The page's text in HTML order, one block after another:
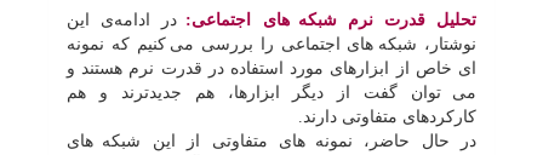
تحلیل قدرت نرم شبکه های اجتماعی: در ادامه‌ی این
نوشتار، شبکه های اجتماعی را بررسی می کنیم که نمونه
ای خاص از ابزارهای مورد استفاده در قدرت نرم هستند و
می
توان گفت از دیگر ابزارها، هم جدیدترند و هم
کارکردهای متفاوتی دارند.
در حال حاضر، نمونه های متفاوتی از این شبکه های